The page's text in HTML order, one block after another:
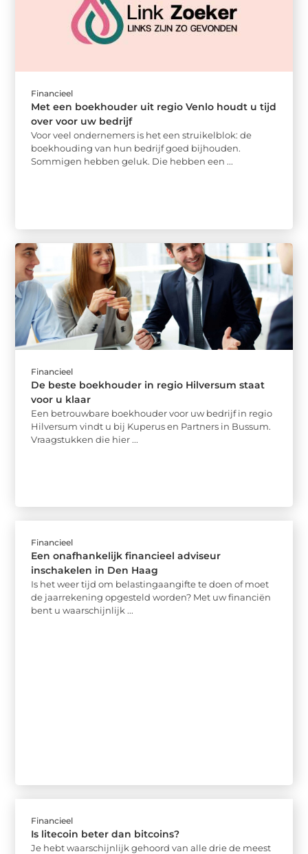
Financieel
Met een boekhouder uit regio Venlo houdt u tijd
over voor uw bedrijf
Voor veel ondernemers is het een struikelblok: de
boekhouding van hun bedrijf goed bijhouden.
Sommigen hebben geluk. Die hebben een ...
Financieel
De beste boekhouder in regio Hilversum staat
voor u klaar
Een betrouwbare boekhouder voor uw bedrijf in regio
Hilversum vindt u bij Kuperus en Partners in Bussum.
Vraagstukken die hier ...
Financieel
Een onafhankelijk financieel adviseur
inschakelen in Den Haag
Is het weer tijd om belastingaangifte te doen of moet
de jaarrekening opgesteld worden? Met uw financiën
bent u waarschijnlijk ...
Financieel
Is litecoin beter dan bitcoins?
Je hebt waarschijnlijk gehoord van alle drie de meest